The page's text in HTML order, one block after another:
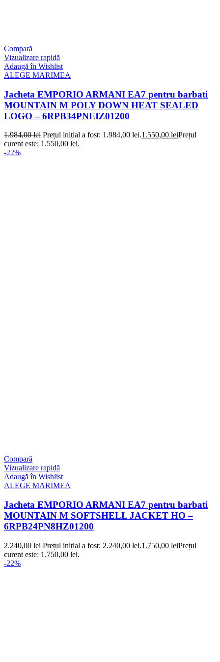
Compară
Vizualizare rapidă
Adaugă în Wishlist
ALEGE MARIMEA
Jacheta EMPORIO ARMANI EA7 pentru barbati
MOUNTAIN M POLY DOWN HEAT SEALED
LOGO – 6RPB34PNEIZ01200
1.984,00lei Prețul inițial a fost: 1.984,00 lei.1.550,00 leiPrețul
curent este: 1.550,00 lei.
-22%
Compară
Vizualizare rapidă
Adaugă în Wishlist
ALEGE MARIMEA
Jacheta EMPORIO ARMANI EA7 pentru barbati
MOUNTAIN M SOFTSHELL JACKET HO –
6RPB24PN8HZ01200
2.240,00lei Prețul inițial a fost: 2.240,00 lei.1.750,00 leiPrețul
curent este: 1.750,00 lei.
-22%